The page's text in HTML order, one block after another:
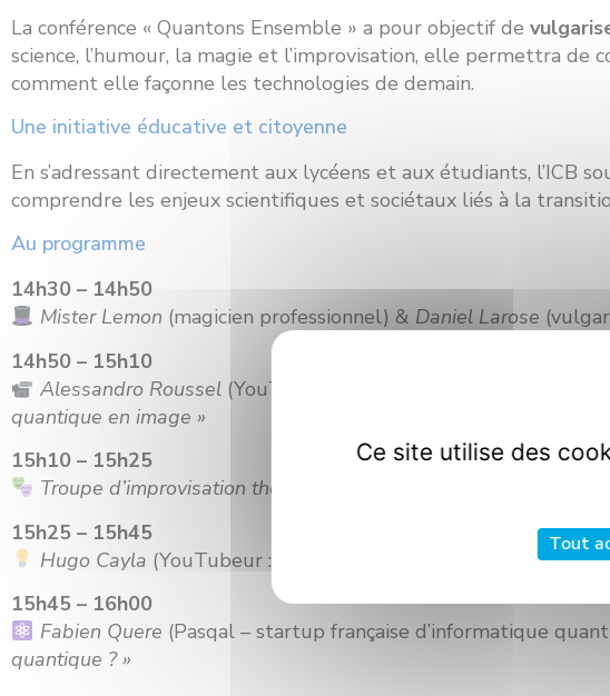
La conférence « Quantons Ensemble » a pour objectif de
science, l’humour, la magie et l’improvisation, elle permettra
comment elle façonne les technologies de demain.
Une initiative éducative et citoyenne
En s’adressant directement aux lycéens et aux étudiants, l’ICB
comprendre les enjeux scientifiques et sociétaux liés à la
Au programme
14h30 – 14h50
Mister Lemon (magicien professionnel) & Daniel Larose
14h50 – 15h10
Alessandro Roussel(YouTubeur : ScienceClic) &
quantique en image »
15h10 – 15h25
Troupe d’improvisation théâtrale Alibi
« Le quantique c’est
15h25 – 15h45
Hugo Cayla (YouTubeur : Photons jumeaux) /
« Aux origines
15h45 – 16h00
Fabien Quere (Pasqal – startup française d’informatique
quantique ? »
Ce site utilise des
Tout